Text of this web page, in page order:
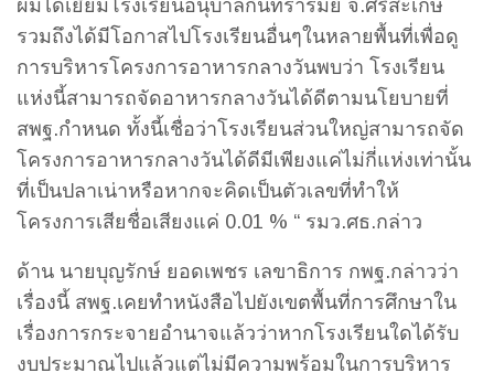
ผมได้เยี่ยมโรงเรียนอนุบาลกันทรารมย์ จ.ศรีสะเกษ
รวมถึงได้มีโอกาสไปโรงเรียนอื่นๆในหลายพื้นที่เพื่อดู
การบริหารโครงการอาหารกลางวันพบว่า โรงเรียน
แห่งนี้สามารถจัดอาหารกลางวันได้ดีตามนโยบายที่
สพฐ.กำหนด ทั้งนี้เชื่อว่าโรงเรียนส่วนใหญ่สามารถจัด
โครงการอาหารกลางวันได้ดีมีเพียงแค่ไม่กี่แห่งเท่านั้น
ที่เป็นปลาเน่าหรือหากจะคิดเป็นตัวเลขที่ทำให้
โครงการเสียชื่อเสียงแค่ 0.01 % “ รมว.ศธ.กล่าว
ด้าน นายบุญรักษ์ ยอดเพชร เลขาธิการ กพฐ.กล่าวว่า
เรื่องนี้ สพฐ.เคยทำหนังสือไปยังเขตพื้นที่การศึกษาใน
เรื่องการกระจายอำนาจแล้วว่าหากโรงเรียนใดได้รับ
งบประมาณไปแล้วแต่ไม่มีความพร้อมในการบริหาร